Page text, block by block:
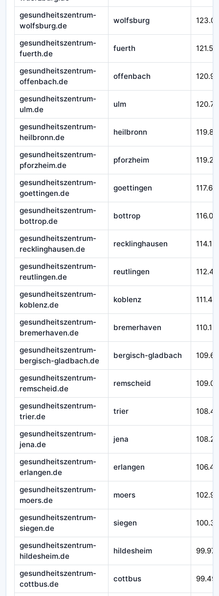
gesundheitszentrum-
wolfsburg.de
wolfsburg
gesundheitszentrum-
fuerth.de
fuerth
gesundheitszentrum-
offenbach.de
offenbach
gesundheitszentrum-
ulm.de
ulm
gesundheitszentrum-
heilbronn.de
heilbronn
gesundheitszentrum-
pforzheim.de
pforzheim
gesundheitszentrum-
goettingen.de
goettingen
gesundheitszentrum-
bottrop.de
bottrop
gesundheitszentrum-
recklinghausen.de
recklinghausen
gesundheitszentrum-
reutlingen.de
reutlingen
gesundheitszentrum-
koblenz.de
koblenz
gesundheitszentrum-
bremerhaven.de
bremerhaven
gesundheitszentrum-
bergisch-gladbach.de
bergisch-gladbach
gesundheitszentrum-
remscheid.de
remscheid
gesundheitszentrum-
trier.de
trier
gesundheitszentrum-
jena.de
jena
gesundheitszentrum-
erlangen.de
erlangen
gesundheitszentrum-
moers.de
moers
gesundheitszentrum-
siegen.de
siegen
gesundheitszentrum-
hildesheim.de
hildesheim
gesundheitszentrum-
cottbus.de
cottbus 99.491